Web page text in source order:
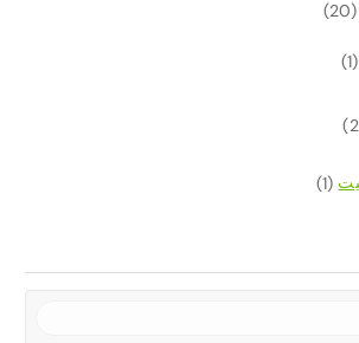
(20)
(1)
(1)